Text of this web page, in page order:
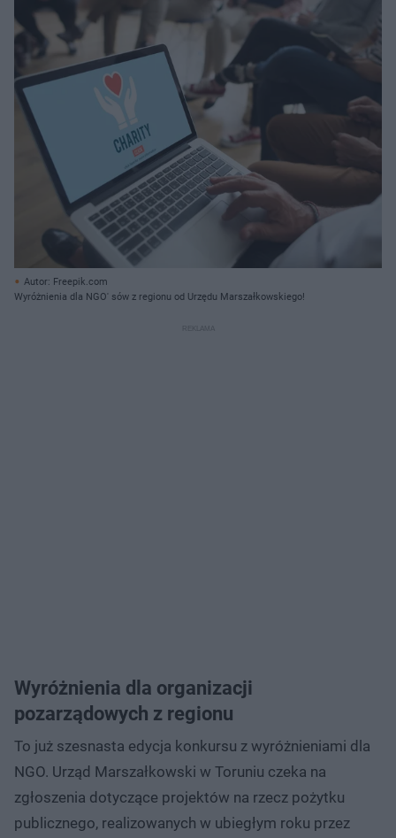
Autor: Freepik.com
Wyróżnienia dla NGO' sów z regionu od Urzędu Marszałkowskiego!
Wyróżnienia dla organizacji
pozarządowych z regionu
To już szesnasta edycja konkursu z wyróżnieniami dla
NGO. Urząd Marszałkowski w Toruniu czeka na
zgłoszenia dotyczące projektów na rzecz pożytku
publicznego, realizowanych w ubiegłym roku przez